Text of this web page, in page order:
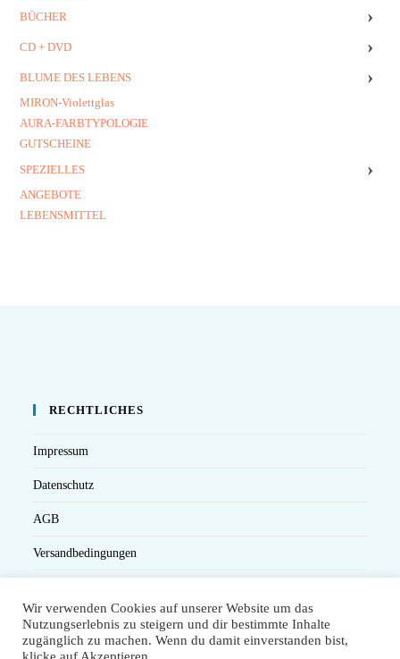
BÜCHER
›
CD + DVD ›
BLUME DES LEBENS ›
MIRON-Violettglas
AURA-FARBTYPOLOGIE
GUTSCHEINE
SPEZIELLES
›
ANGEBOTE
LEBENSMITTEL
RECHTLICHES
Impressum
Datenschutz
AGB
Versandbedingungen
Seminarteilnahme- und Storno-Bedingungen
Wir verwenden Cookies auf unserer Website um das
Nutzungserlebnis zu steigern und dir bestimmte Inhalte
zugänglich zu machen. Wenn du damit einverstanden bist,